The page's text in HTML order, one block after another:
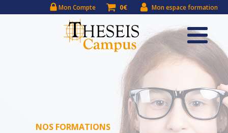
Mon Compte 0€ Mon espace formation
NOS FORMATIONS